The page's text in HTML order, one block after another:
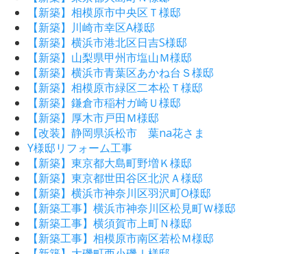
【新築】相模原市中央区Ｔ様邸
【新築】川崎市幸区A様邸
【新築】横浜市港北区日吉S様邸
【新築】山梨県甲州市塩山Ｍ様邸
【新築】横浜市青葉区あかね台Ｓ様邸
【新築】相模原市緑区二本松Ｔ様邸
【新築】鎌倉市稲村ガ崎Ｕ様邸
【新築】厚木市戸田Ｍ様邸
【改装】静岡県浜松市 葉na花さま
Y様邸リフォーム工事
【新築】東京都大島町野増Ｋ様邸
【新築】東京都世田谷区北沢Ａ様邸
【新築】横浜市神奈川区羽沢町O様邸
【新築工事】横浜市神奈川区松見町Ｗ様邸
【新築工事】横須賀市上町Ｎ様邸
【新築工事】相模原市南区若松Ｍ様邸